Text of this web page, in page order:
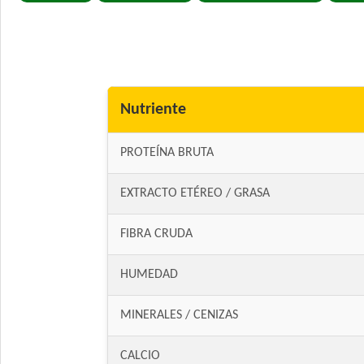
Nutriente
PROTEÍNA BRUTA
EXTRACTO ETÉREO / GRASA
FIBRA CRUDA
HUMEDAD
MINERALES / CENIZAS
CALCIO